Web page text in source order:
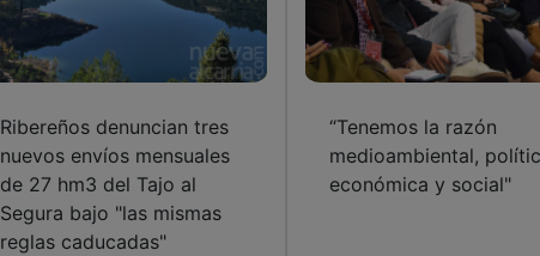
Ribereños denuncian tres
nuevos envíos mensuales
de 27 hm3 del Tajo al
Segura bajo "las mismas
reglas caducadas"
“Tenemos la razón
medioambiental,
económica y social"